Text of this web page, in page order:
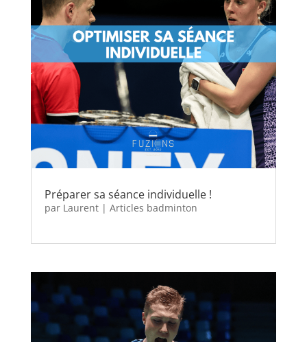
Préparer sa séance individuelle !
par Laurent| Articles badminton